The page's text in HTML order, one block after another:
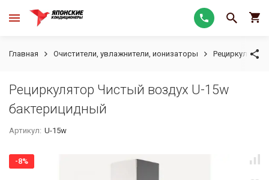
Главная Очистители, увлажнители, ионизаторы
Рециркулятор Чистый воздух U-15w
бактерицидный
Артикул: U-15w
-8%